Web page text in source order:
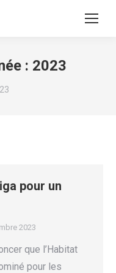
: 2023
:
pour un
2023
que l’Habitat
pour les